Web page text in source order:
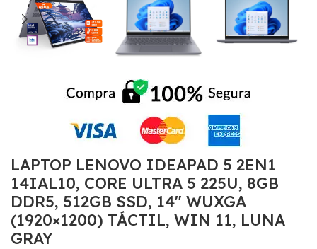
LAPTOP LENOVO IDEAPAD 5 2EN1
14IAL10, CORE ULTRA 5 225U, 8GB
DDR5, 512GB SSD, 14″ WUXGA
(1920×1200) TÁCTIL, WIN 11, LUNA
GRAY